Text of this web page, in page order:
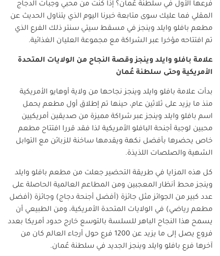
فرعها الأول في سلطنة عُمان؟ إذا كنت من محبي وجبات الدجاج
المقلي فما عليك سوى متابعة خبرنا اليوم الذي يتناول الحديث عن
مطعم بافلو وايلد وينجز في مسقط سيتي سنتر ذلك الفرع الذي
تم افتتاحه مؤخرا عبر الشراكة مع مجموعة العليان الغذائية.
علامة بافلو وايلد وينجز وقصة النجاح من الولايات المتحدة
الأمريكية وحتى سلطنة عُمان
بدأت علامة بافلو وايلد وينجز نجاحها من ولاية أوهايو الأمريكية
منذ ما يزيد على ثلاثين عام، حينها تم إطلاق أول مطعم يحمل
اسم بافلو وايلد وينجز عبر شراكة مميزة من صديقين أمريكيين
محبين لوجبة أجنحة البافلو الأمريكية لذا فقد قررا افتتاح مطعم
خاص يحضرها بأفضل نكهة ويقدمها ساخنة للزبائن مع التوابل
الشهية والصلصات اللذيذة.
كل هذه المزايا في طريقة التحضير جعلت من مطعم بافلو وايلد
وينجز محط أنظار المعجبين ومن المطاعم العالمية الحاصلة على
عدد كبير من الجوائز مثل جائزة (أفضل أجنحة دجاج) وجائزة (أفضل
مطعم رياضي) في الولايات المتحدة الأمريكية، ومن الطبيعي أن
يسمح هذا النجاح الباهر للسلسة بالتوسع خارج حدود أمريكا بعدد
فروع يصل إلى ما يزيد عن 1200 فرع حول أرجاء العالم كان من
آخرها فرع بافلو وايلد وينجز الجديد في سلطنة عُمان.